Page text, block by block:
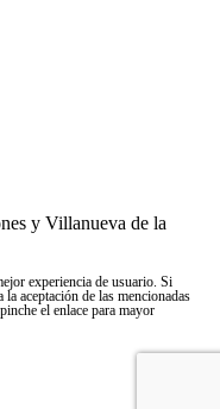
y Villanueva de la
experiencia de usuario. Si
aceptación de las mencionadas
, pinche el enlace para mayor